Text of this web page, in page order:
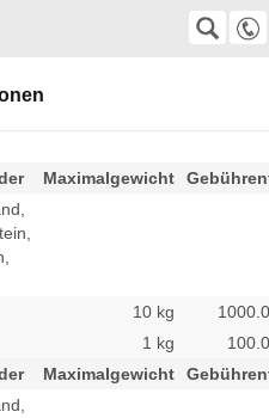
Suche
Maximalgewicht
10 kg
1 kg
Maximalgewicht